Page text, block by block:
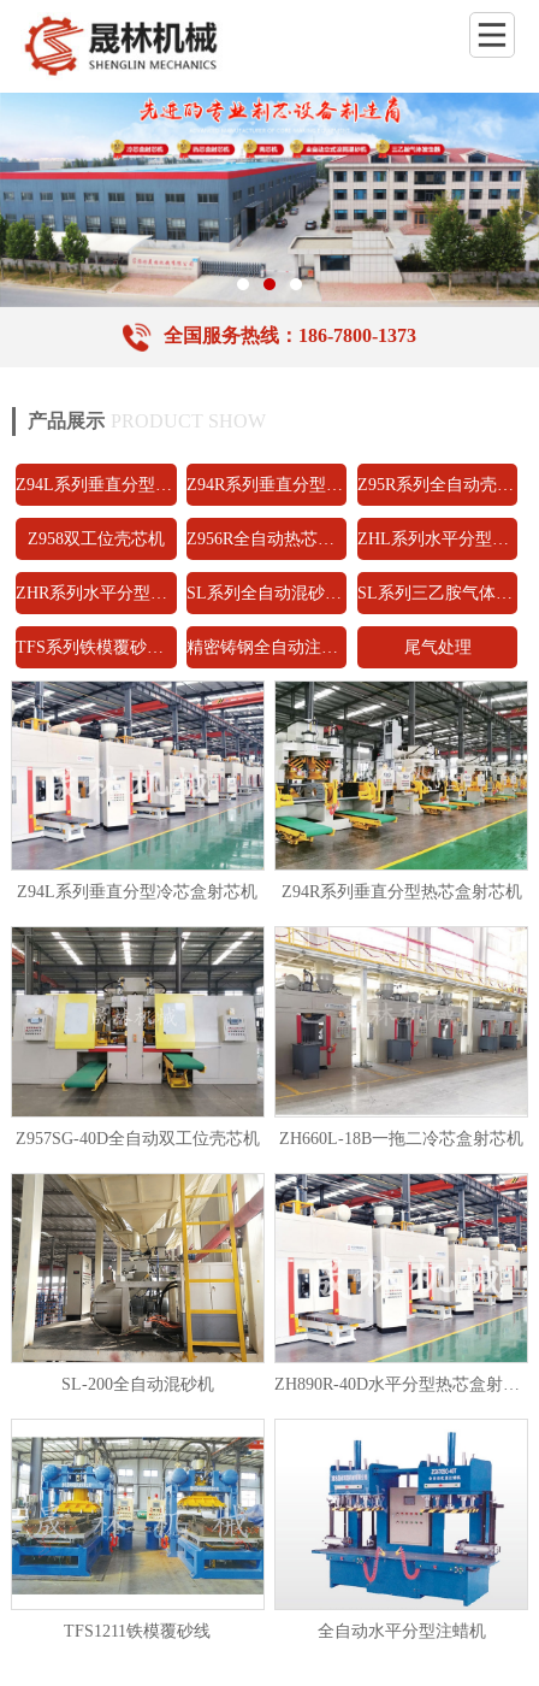
1
全国服务热线：186-7800-1373
产品展示 PRODUCT SHOW
Z958双工位壳芯机
尾气处理
Z94L系列垂直分型冷芯盒射芯机 Z94R系列垂直分型热芯盒射芯机
Z957SG-40D全自动双工位壳芯机 ZH660L-18B一拖二冷芯盒射芯机
SL-200全自动混砂机 ZH890R-40D水平分型热芯盒射芯机
TFS1211铁模覆砂线 全自动水平分型注蜡机